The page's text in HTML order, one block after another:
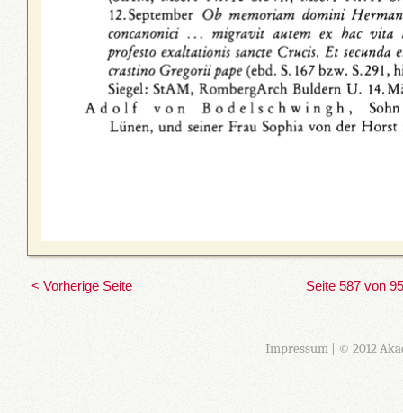
< Vorherige Seite Seite 587 von
Impressum| © 2012